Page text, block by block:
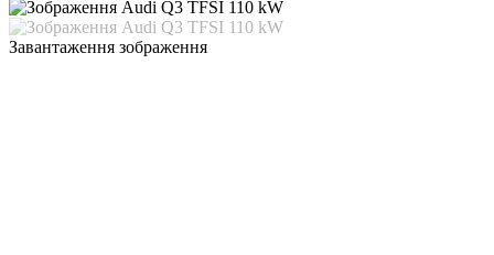
Завантаження зображення